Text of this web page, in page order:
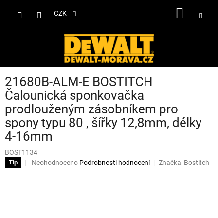
CZK
21680B-ALM-E BOSTITCH
Čalounická sponkovačka
prodlouženým zásobníkem pro
spony typu 80 , šířky 12,8mm, délky
4-16mm
BOST1134
Tip
Průměrné
Neohodnoceno Podrobnosti hodnocení Značka: Bostitch